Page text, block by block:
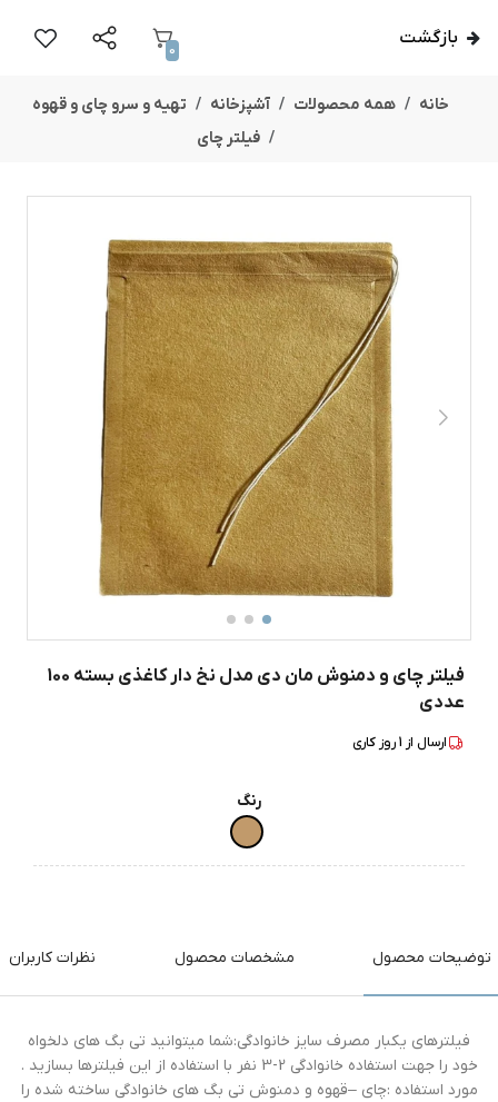
بازگشت
0
خانه همه محصولات آشپزخانه
تهیه و سرو چای و قهوه
فیلتر چای
فیلتر چای و دمنوش مان دی مدل نخ دار کاغذی بسته 100
عددی
ارسال از 1روز کاری
رنگ
توضیحات محصول مشخصات محصول نظرات کاربران
فیلترهای یکبار مصرف سایز خانوادگی:شما میتوانید تی بگ های دلخواه
خود را جهت استفاده خانوادگی 2-3 نفر با استفاده از این فیلترها بسازید .
مورد استفاده :چای –قهوه و دمنوش تی بگ های خانوادگی ساخته شده را